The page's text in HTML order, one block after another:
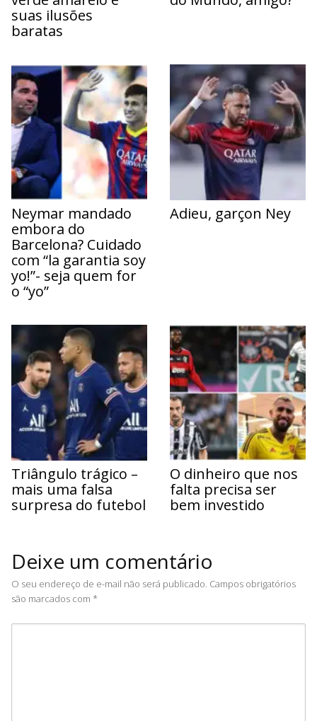
suas ilusões
baratas
Neymar mandado
embora do
Barcelona? Cuidado
com “la garantia soy
yo!”- seja quem for
o “yo”
Adieu, garçon Ney
Triângulo trágico –
mais uma falsa
surpresa do futebol
O dinheiro que nos
falta precisa ser
bem investido
Deixe um comentário
O seu endereço de e-mail não será publicado. Campos obrigatórios
são marcados com *